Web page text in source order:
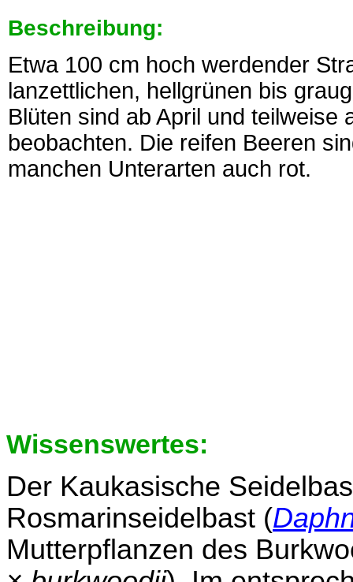
Beschreibung:
Etwa 100 cm hoch werdender
lanzettlichen, hellgrünen bis
Blüten sind ab April und teilweise
beobachten. Die reifen Beeren
manchen Unterarten auch rot.
Wissenswertes:
Der Kaukasische
Rosmarinseidelbast (
Mutterpflanzen des